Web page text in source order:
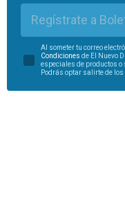
Regístrate a
Al someter tu correo
Condiciones de El Nuevo
especiales de productos o
Podrás optar salirte de